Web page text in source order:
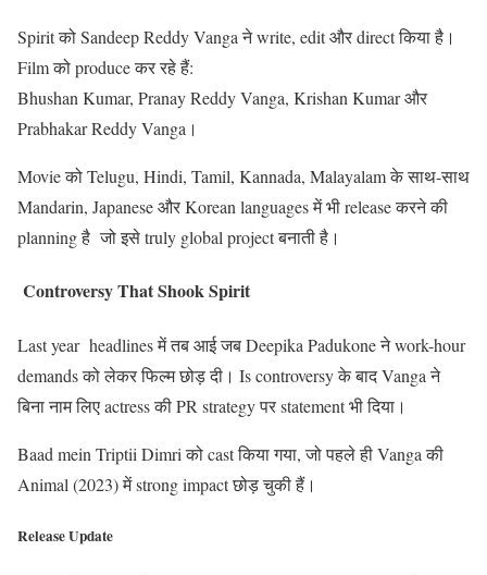
Spirit को Sandeep Reddy Vanga ने write, edit और direct किया है।
Film को produce कर रहे हैं:
Bhushan Kumar, Pranay Reddy Vanga, Krishan Kumar और
Prabhakar Reddy Vanga।
Movie को Telugu, Hindi, Tamil, Kannada, Malayalam के साथ-साथ
Mandarin, Japanese और Korean languages में भी release करने की
planning है जो इसे truly global project बनाती है।
Controversy That Shook Spirit
Last year headlines में तब आई जब Deepika Padukone ने work-hour
demands को लेकर फिल्म छोड़ दी। Is controversy के बाद Vanga ने
बिना नाम लिए actress की PR strategy पर statement भी दिया।
Baad mein Triptii Dimri को cast किया गया, जो पहले ही Vanga की
Animal (2023) में strong impact छोड़ चुकी हैं।
Release Update